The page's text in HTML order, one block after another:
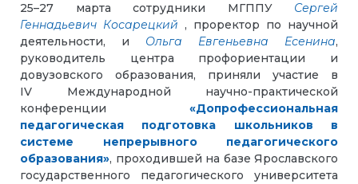
25–27 марта сотрудники МГППУ Сергей
Геннадьевич Косарецкий , проректор по научной
деятельности, и Ольга Евгеньевна Есенина,
руководитель центра профориентации и
довузовского образования, приняли участие в
IV Международной научно-практической
конференции «Допрофессиональная
педагогическая подготовка школьников в
системе непрерывного педагогического
образования», проходившей на базе Ярославского
государственного педагогического университета